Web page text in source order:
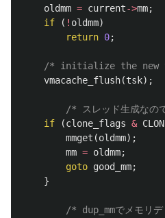
oldmm = current->mm;
if
( ! oldmm)
return 0;
/* initialize the new
vmacache_flush(tsk);
/* スレッド生成なの
if
(clone_flags &
mmget (oldmm);
mm = oldmm;
goto good_mm;
}
/* dup_mmでメモリ